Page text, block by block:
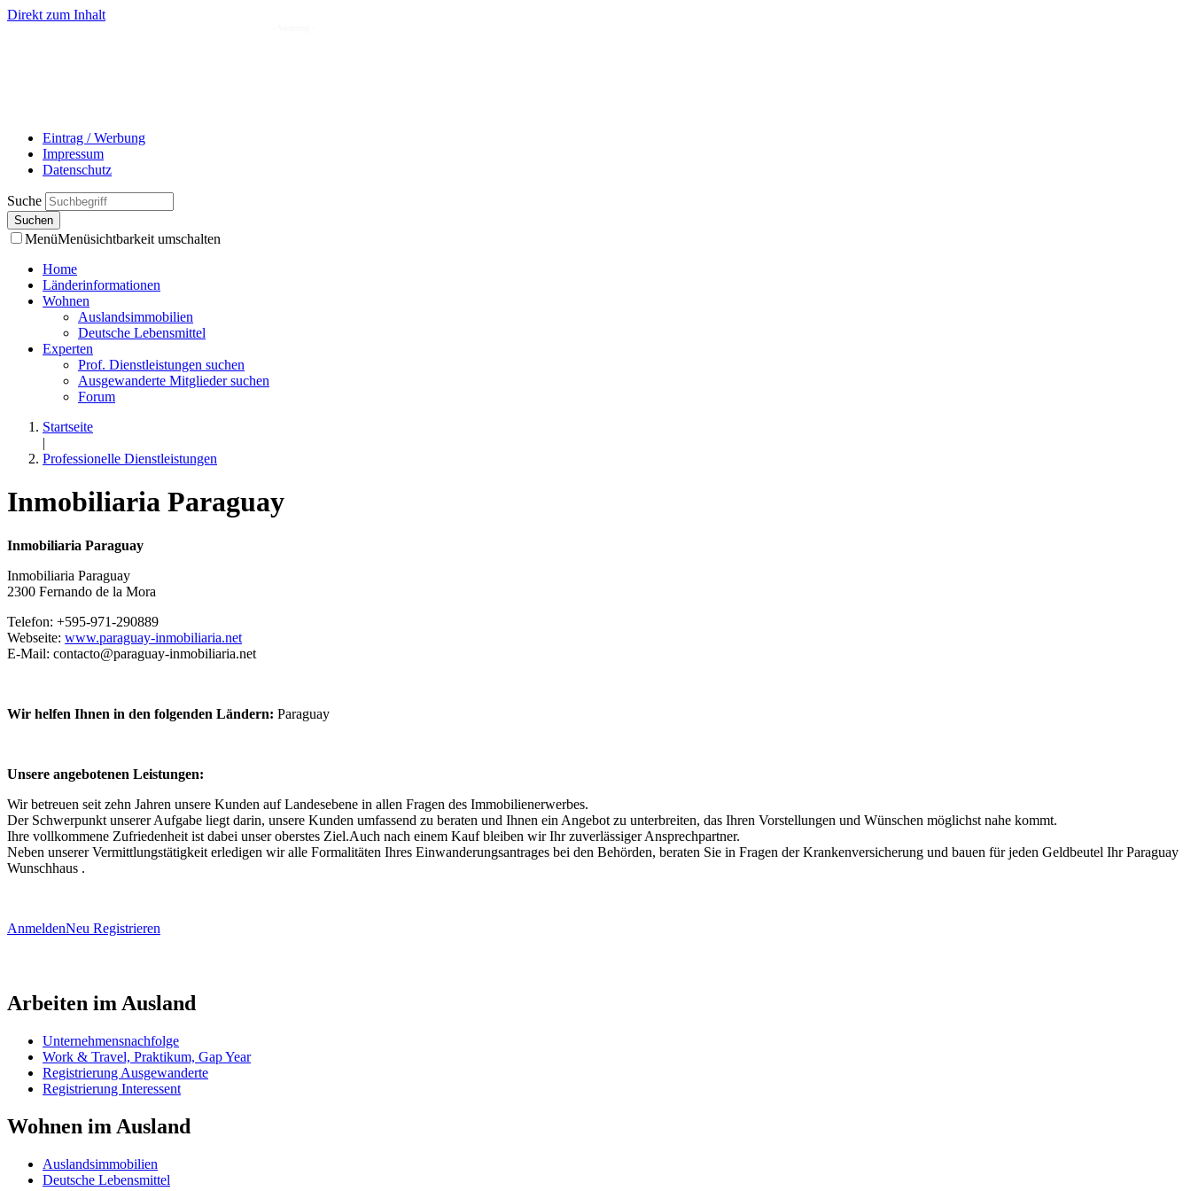
Direkt zum Inhalt
Eintrag / Werbung
Impressum
Datenschutz
Suche
MenüMenüsichtbarkeit umschalten
Home
Länderinformationen
Wohnen
Auslandsimmobilien
Deutsche Lebensmittel
Experten
Prof. Dienstleistungen suchen
Ausgewanderte Mitglieder suchen
Forum
Startseite
|
Professionelle Dienstleistungen
Inmobiliaria Paraguay
Inmobiliaria Paraguay
Inmobiliaria Paraguay
2300 Fernando de la Mora
Telefon: +595-971-290889
Webseite: www.paraguay-inmobiliaria.net
E-Mail: contacto@paraguay-inmobiliaria.net
Wir helfen Ihnen in den folgenden Ländern: Paraguay
Unsere angebotenen Leistungen:
Wir betreuen seit zehn Jahren unsere Kunden auf Landesebene in allen Fragen des Immobilienerwerbes.
Der Schwerpunkt unserer Aufgabe liegt darin, unsere Kunden umfassend zu beraten und Ihnen ein Angebot zu unterbreiten, das Ihren Vorstellungen und Wünschen möglichst nahe kommt.
Ihre vollkommene Zufriedenheit ist dabei unser oberstes Ziel.Auch nach einem Kauf bleiben wir Ihr zuverlässiger Ansprechpartner.
Neben unserer Vermittlungstätigkeit erledigen wir alle Formalitäten Ihres Einwanderungsantrages bei den Behörden, beraten Sie in Fragen der Krankenversicherung und bauen für jeden Geldbeutel Ihr Paraguay
Wunschhaus .
AnmeldenNeu Registrieren
Arbeiten im Ausland
Unternehmensnachfolge
Work & Travel, Praktikum, Gap Year
Registrierung Ausgewanderte
Registrierung Interessent
Wohnen im Ausland
Auslandsimmobilien
Deutsche Lebensmittel